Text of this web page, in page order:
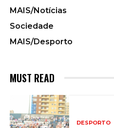
MAIS/Notícias
Sociedade
MAIS/Desporto
MUST READ
DESPORTO